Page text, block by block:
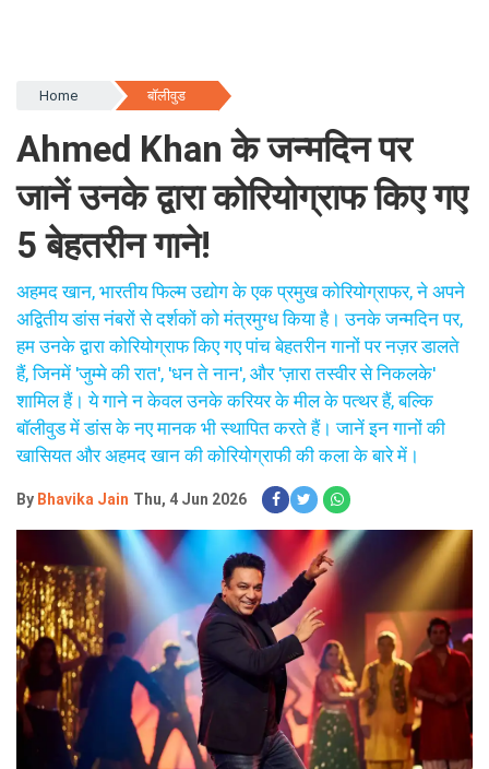
Home बॉलीवुड
Ahmed Khan के जन्मदिन पर
जानें उनके द्वारा कोरियोग्राफ किए गए
5 बेहतरीन गाने!
अहमद खान, भारतीय फिल्म उद्योग के एक प्रमुख कोरियोग्राफर, ने अपने
अद्वितीय डांस नंबरों से दर्शकों को मंत्रमुग्ध किया है। उनके जन्मदिन पर,
हम उनके द्वारा कोरियोग्राफ किए गए पांच बेहतरीन गानों पर नज़र डालते
हैं, जिनमें 'जुम्मे की रात', 'धन ते नान', और 'ज़ारा तस्वीर से निकलके'
शामिल हैं। ये गाने न केवल उनके करियर के मील के पत्थर हैं, बल्कि
बॉलीवुड में डांस के नए मानक भी स्थापित करते हैं। जानें इन गानों की
खासियत और अहमद खान की कोरियोग्राफी की कला के बारे में।
By Bhavika Jain Thu, 4 Jun 2026